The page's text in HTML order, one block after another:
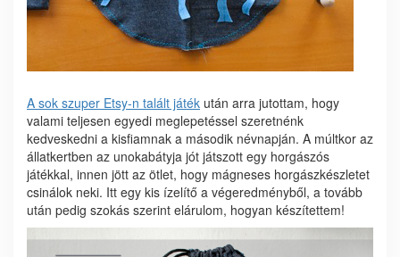
A sok szuper Etsy-n talált játék után arra jutottam, hogy
valami teljesen egyedi meglepetéssel szeretnénk
kedveskedni a kisfiamnak a második névnapján. A múltkor az
állatkertben az unokabátyja jót játszott egy horgászós
játékkal, innen jött az ötlet, hogy mágneses horgászkészletet
csinálok neki. Itt egy kis ízelítő a végeredményből, a tovább
után pedig szokás szerint elárulom, hogyan készítettem!